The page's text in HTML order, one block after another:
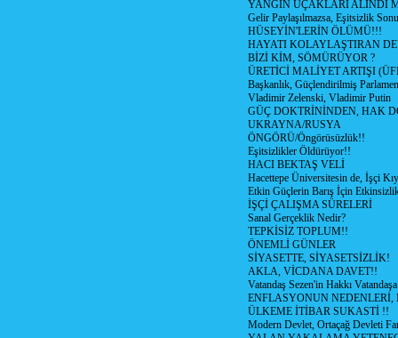
YANGIN UÇAKLARI ALINDI
Gelir Paylaşılmazsa, Eşitsizlik
HÜSEYİN'LERİN ÖLÜMÜ!!!
HAYATI KOLAYLAŞTIRAN
BİZİ KİM, SÖMÜRÜYOR ?
ÜRETİCİ MALİYET ARTIŞI
Başkanlık, Güçlendirilmiş
Vladimir Zelenski, Vladimir Putin
GÜÇ DOKTRİNİNDEN, HAK
UKRAYNA/RUSYA
ÖNGÖRÜ/Öngörüsüzlük!!
Eşitsizlikler Öldürüyor!!
HACI BEKTAŞ VELİ
Hacettepe Üniversitesin de, İşçi
Etkin Güçlerin Barış İçin
İŞÇİ ÇALIŞMA SÜRELERİ
Sanal Gerçeklik Nedir?
TEPKİSİZ TOPLUM!!
ÖNEMLİ GÜNLER
SİYASETTE, SİYASETSİZLİK!
AKLA, VİCDANA DAVET!!
Vatandaş Sezen'in Hakkı
ENFLASYONUN NEDENLERİ,
ÜLKEME İTİBAR SUKASTİ !!
Modern Devlet, Ortaçağ Devleti